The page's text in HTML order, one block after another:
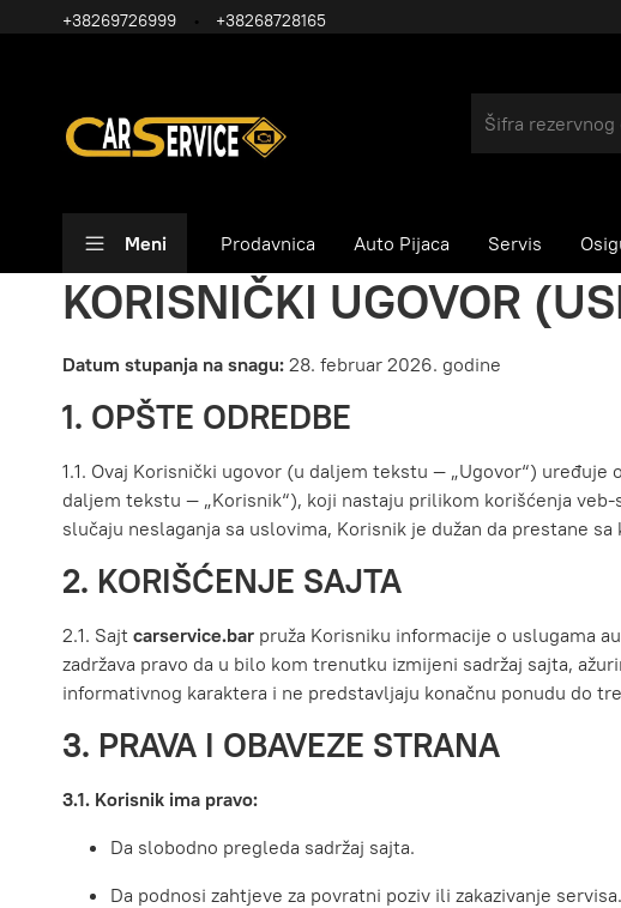
+38269726999 +38268728165
Meni Prodavnica Auto Pijaca Servis
KORISNIČKI UGOVOR
Datum stupanja na snagu: 28. februar 2026. godine
1. OPŠTE ODREDBE
1.1. Ovaj Korisnički ugovor (u daljem tekstu — „Ugovor“) uređuje
daljem tekstu — „Korisnik“), koji nastaju prilikom korišćenja veb-
slučaju neslaganja sa uslovima, Korisnik je dužan da prestane
2. KORIŠĆENJE SAJTA
2.1. Sajt carservice.bar pruža Korisniku informacije o uslugama
zadržava pravo da u bilo kom trenutku izmijeni sadržaj sajta,
informativnog karaktera i ne predstavljaju konačnu ponudu do
3. PRAVA I OBAVEZE STRANA
3.1. Korisnik ima pravo:
Da slobodno pregleda sadržaj sajta.
Da podnosi zahtjeve za povratni poziv ili zakazivanje servisa.